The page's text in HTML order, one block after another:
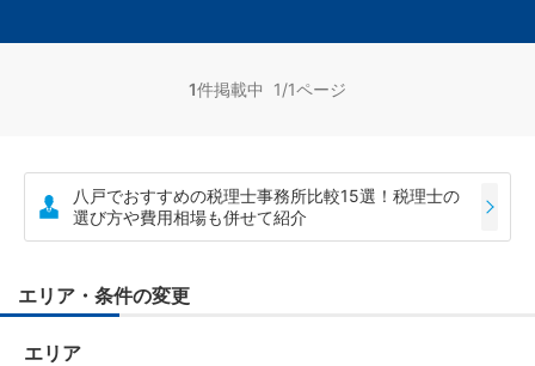
1件掲載中 1/1ページ
八戸でおすすめの税理士事務所比較15選！税理士の
選び方や費用相場も併せて紹介
エリア・条件の変更
エリア